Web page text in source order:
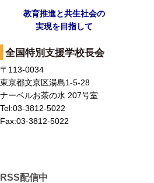
教育推進と共生社会の
実現を目指して
全国特別支援学校長会
〒113-0034
東京都文京区湯島1-5-28
ナーベルお茶の水 207号室
Tel:03-3812-5022
Fax:03-3812-5022
RSS配信中